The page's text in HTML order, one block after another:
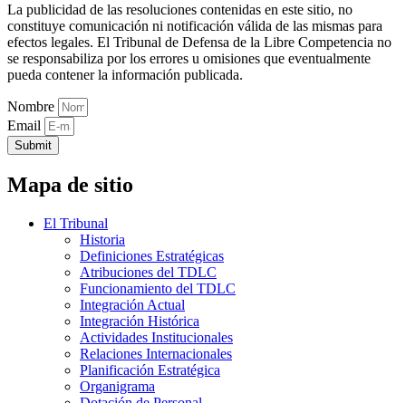
La publicidad de las resoluciones contenidas en este sitio, no
constituye comunicación ni notificación válida de las mismas para
efectos legales. El Tribunal de Defensa de la Libre Competencia no
se responsabiliza por los errores u omisiones que eventualmente
pueda contener la información publicada.
Nombre
Email
Submit
Mapa de sitio
El Tribunal
Historia
Definiciones Estratégicas
Atribuciones del TDLC
Funcionamiento del TDLC
Integración Actual
Integración Histórica
Actividades Institucionales
Relaciones Internacionales
Planificación Estratégica
Organigrama